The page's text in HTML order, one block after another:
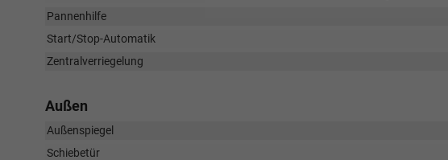
Pannenhilfe
Start/Stop-Automatik
Zentralverriegelung
Außen
Außenspiegel
Schiebetür